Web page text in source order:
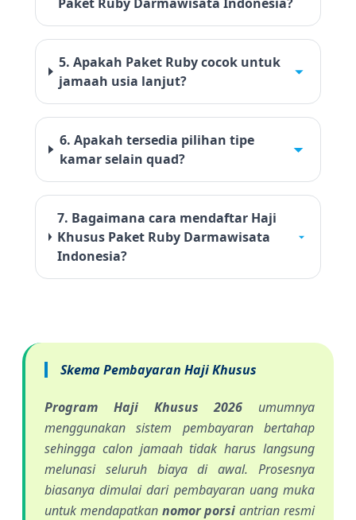
5. Apakah Paket Ruby cocok untuk
jamaah usia lanjut?
6. Apakah tersedia pilihan tipe
kamar selain quad?
7. Bagaimana cara mendaftar Haji
Khusus Paket Ruby Darmawisata
Indonesia?
Skema Pembayaran Haji Khusus
Program Haji Khusus 2026 umumnya
menggunakan sistem pembayaran bertahap
sehingga calon jamaah tidak harus langsung
melunasi seluruh biaya di awal. Prosesnya
biasanya dimulai dari pembayaran uang muka
untuk mendapatkan nomor porsi antrian resmi